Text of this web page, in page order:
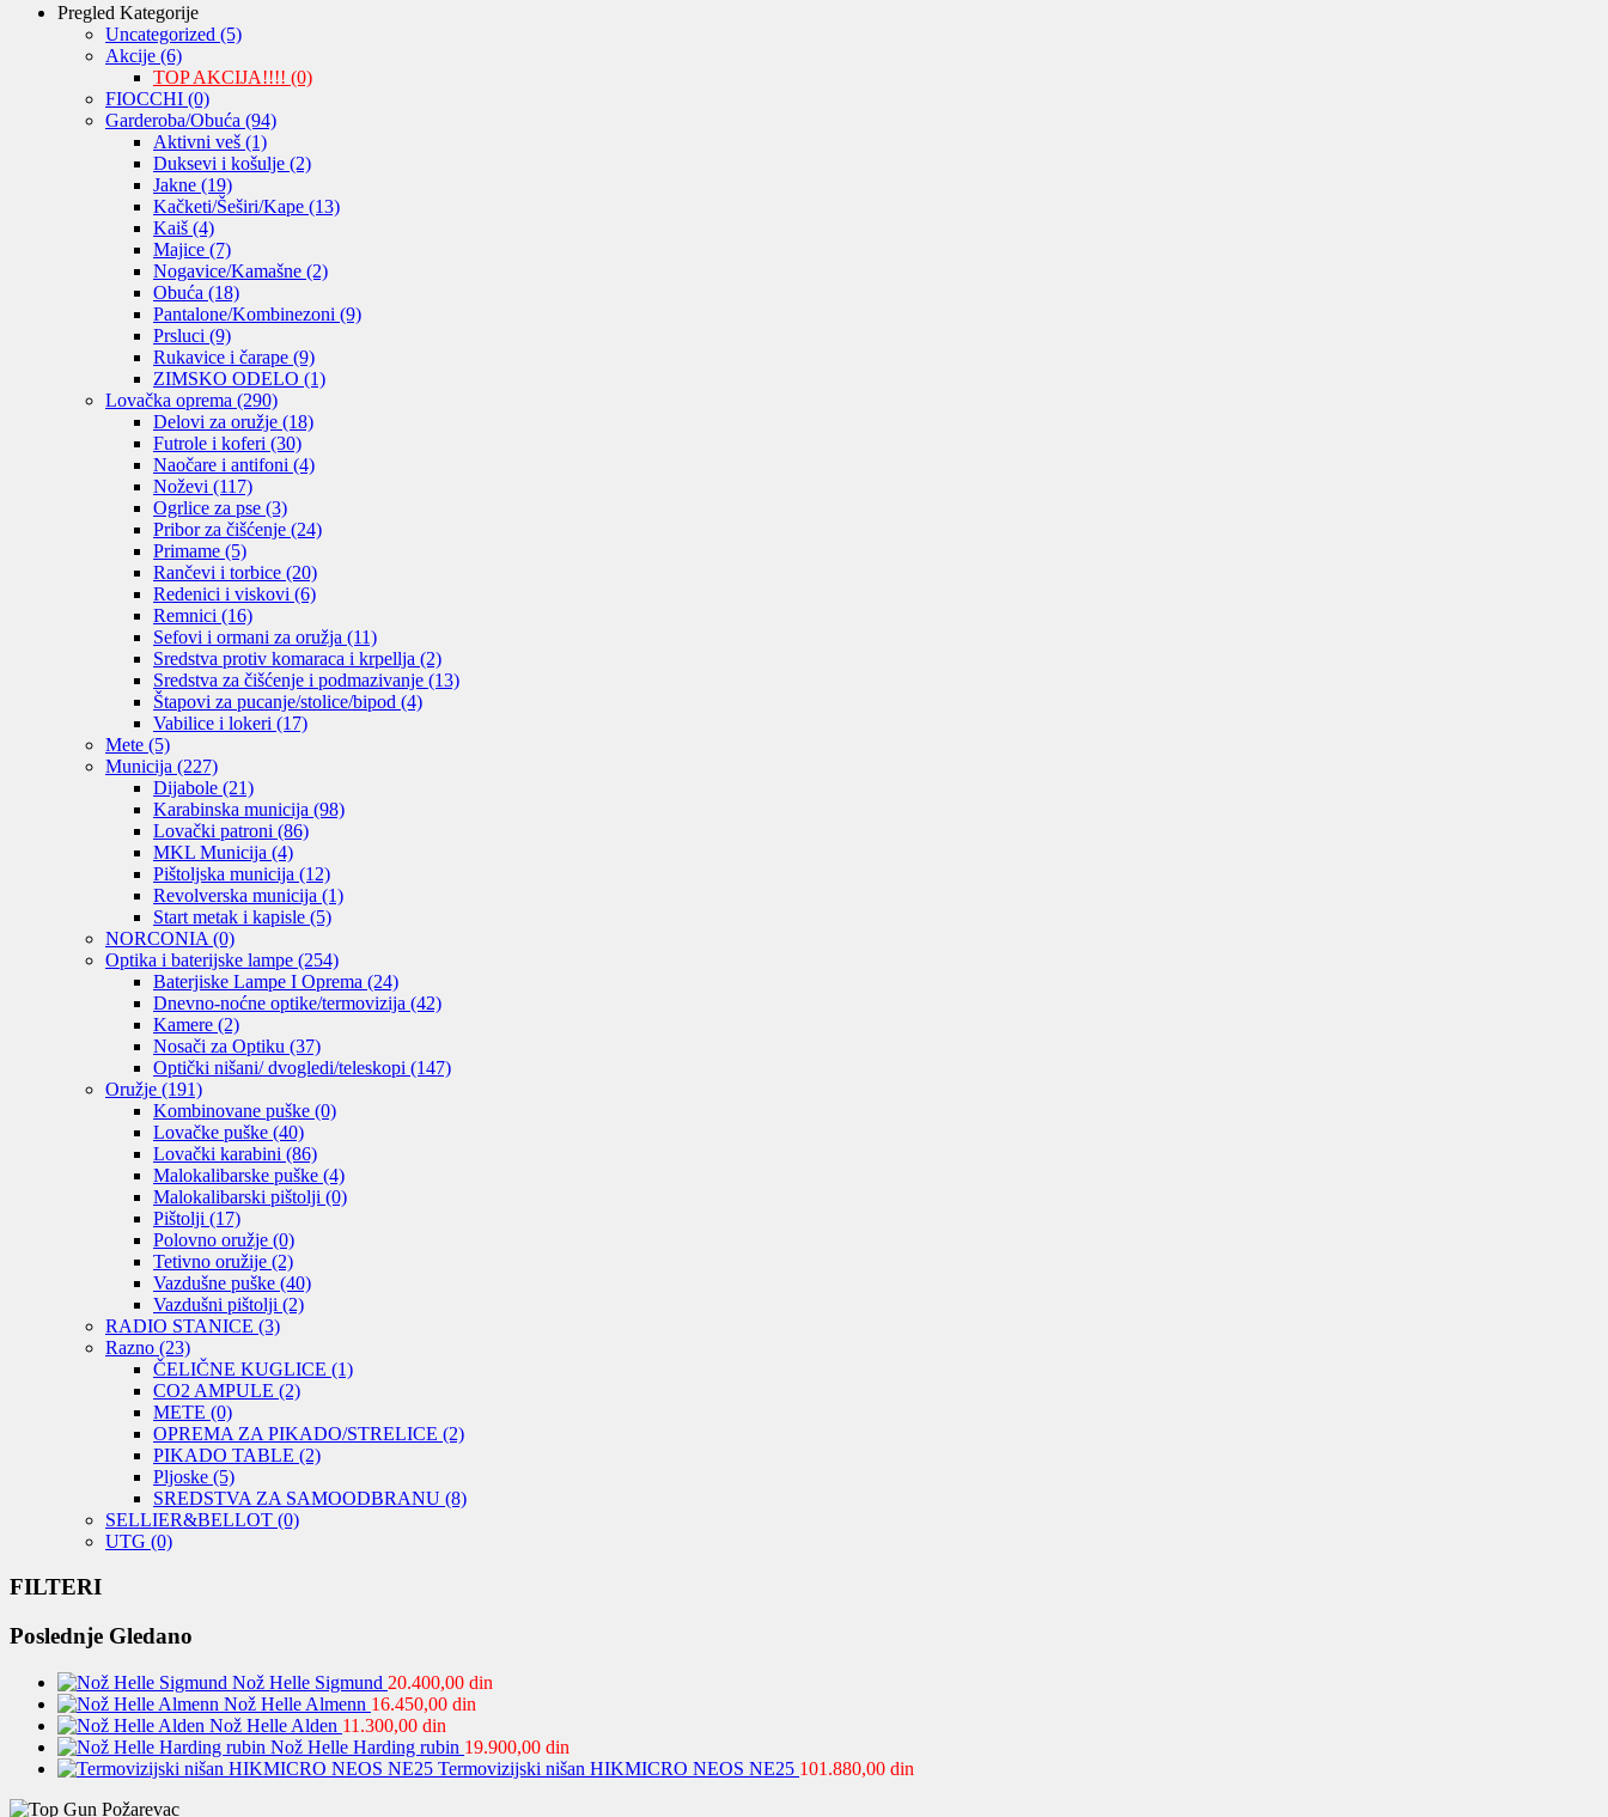
Pregled Kategorije
Uncategorized (5)
Akcije (6)
TOP AKCIJA!!!! (0)
FIOCCHI (0)
Garderoba/Obuća (94)
Aktivni veš (1)
Duksevi i košulje (2)
Jakne (19)
Kačketi/Šeširi/Kape (13)
Kaiš (4)
Majice (7)
Nogavice/Kamašne (2)
Obuća (18)
Pantalone/Kombinezoni (9)
Prsluci (9)
Rukavice i čarape (9)
ZIMSKO ODELO (1)
Lovačka oprema (290)
Delovi za oružje (18)
Futrole i koferi (30)
Naočare i antifoni (4)
Noževi (117)
Ogrlice za pse (3)
Pribor za čišćenje (24)
Primame (5)
Rančevi i torbice (20)
Redenici i viskovi (6)
Remnici (16)
Sefovi i ormani za oružja (11)
Sredstva protiv komaraca i krpellja (2)
Sredstva za čišćenje i podmazivanje (13)
Štapovi za pucanje/stolice/bipod (4)
Vabilice i lokeri (17)
Mete (5)
Municija (227)
Dijabole (21)
Karabinska municija (98)
Lovački patroni (86)
MKL Municija (4)
Pištoljska municija (12)
Revolverska municija (1)
Start metak i kapisle (5)
NORCONIA (0)
Optika i baterijske lampe (254)
Baterjiske Lampe I Oprema (24)
Dnevno-noćne optike/termovizija (42)
Kamere (2)
Nosači za Optiku (37)
Optički nišani/ dvogledi/teleskopi (147)
Oružje (191)
Kombinovane puške (0)
Lovačke puške (40)
Lovački karabini (86)
Malokalibarske puške (4)
Malokalibarski pištolji (0)
Pištolji (17)
Polovno oružje (0)
Tetivno oružije (2)
Vazdušne puške (40)
Vazdušni pištolji (2)
RADIO STANICE (3)
Razno (23)
ČELIČNE KUGLICE (1)
CO2 AMPULE (2)
METE (0)
OPREMA ZA PIKADO/STRELICE (2)
PIKADO TABLE (2)
Pljoske (5)
SREDSTVA ZA SAMOODBRANU (8)
SELLIER&BELLOT (0)
UTG (0)
FILTERI
Poslednje Gledano
Nož Helle Sigmund 20.400,00 din
Nož Helle Almenn 16.450,00 din
Nož Helle Alden 11.300,00 din
Nož Helle Harding rubin 19.900,00 din
Termovizijski nišan HIKMICRO NEOS NE25 101.880,00 din